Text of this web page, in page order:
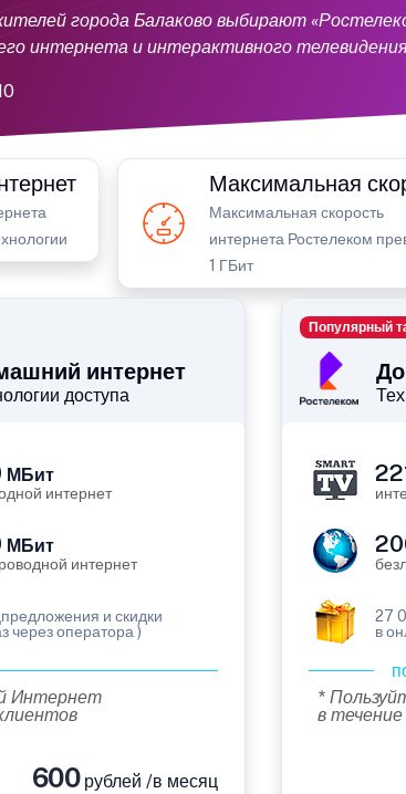
города Балаково выбирают
интернета и интерактивного
Максимальная
Максимальная скорость
интернета Ростелеком
1 ГБит
интернет
доступа
МБит
интернет
МБит
интернет
и скидки
через оператора )
Интернет
600рублей /в месяц
Популярный
27
в
*
в